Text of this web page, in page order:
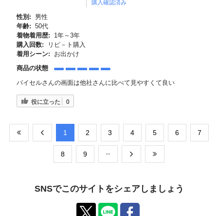
購入確認済み
性別:
男性
年齢: 50代
着物着用歴:
1年～3年
購入回数:
リピ－ト購入
着用シーン:
お出かけ
商品の状態
バイセルさんの画面は他社さんに比べて見やすくて良い
役に立った 0
​1 ​2 ​3 ​4 ​5 ​6 ​7
​8 ​9
SNSでこのサイトをシェアしましょう